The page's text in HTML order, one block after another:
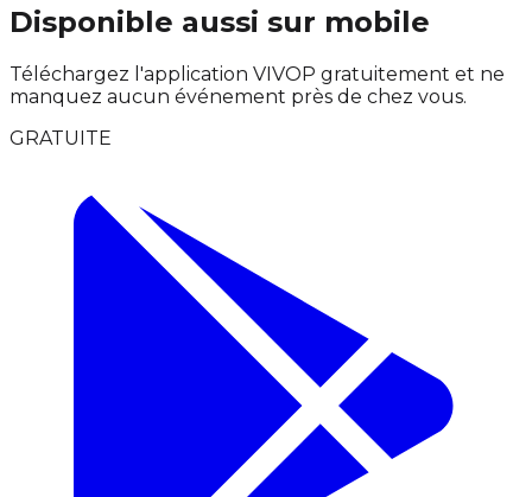
Disponible aussi sur mobile
Téléchargez l'application VIVOP gratuitement et ne
manquez aucun événement près de chez vous.
GRATUITE